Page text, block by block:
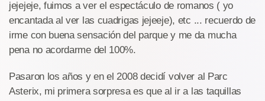
jejejeje, fuimos a ver el espectáculo de romanos ( yo
encantada al ver las cuadrigas jejeeje), etc ... recuerdo de
irme con buena sensación del parque y me da mucha
pena no acordarme del 100%.
Pasaron los años y en el 2008 decidí volver al Parc
Asterix, mi primera sorpresa es que al ir a las taquillas